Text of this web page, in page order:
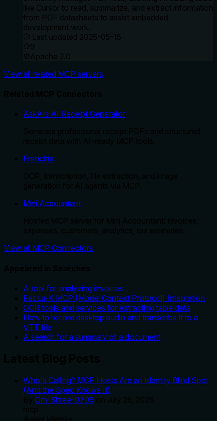
like Cursor to read, summarize, and extract information
from PDF datasheets to assist embedded
development work.
Last updated 2025-05-15
9
Apache 2.0
View all related MCP servers
AskAIs AI Receipt Generator
Frenchie
Mini Accountant
View all MCP Connectors
A tool for analyzing invoices
Factur-X MCP (Model Context Protocol) Integration
OCR tools and services for extracting table data
How to record desktop audio and transcribe it to a
VTT file
A search for a summary of a document
Who's Calling? MCP Hosts Are an Identity Blind Spot
(And the Spec Knows It)
Om-Shree-0709